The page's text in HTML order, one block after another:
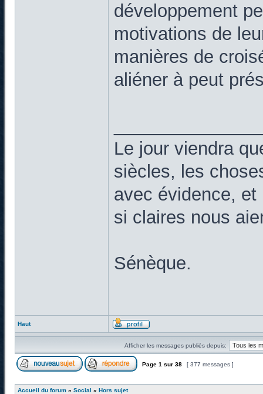
développement
motivations de
manières de
aliéner à peut
Le jour viendra
siècles, les
avec évidence,
si claires nous
Sénèque.
Haut
Afficher les messages publiés depuis:
Page 1 sur 38 [ 377 messages ]
Accueil du forum » Social » Hors sujet